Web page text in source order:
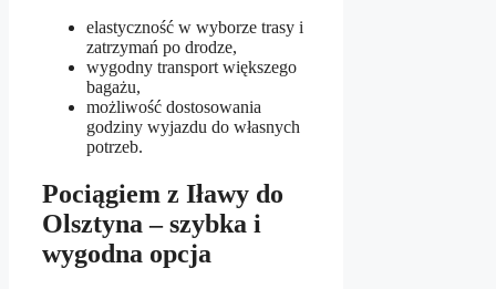
elastyczność w wyborze trasy i
zatrzymań po drodze,
wygodny transport większego
bagażu,
możliwość dostosowania
godziny wyjazdu do własnych
potrzeb.
Pociągiem z Iławy do
Olsztyna – szybka i
wygodna opcja